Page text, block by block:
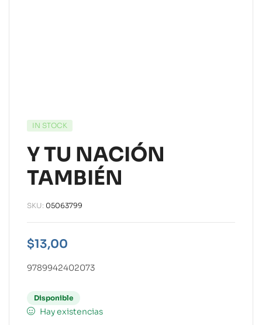
IN STOCK
Y TU NACIÓN
TAMBIÉN
SKU: 05063799
$13,00
9789942402073
Disponible
Hay existencias